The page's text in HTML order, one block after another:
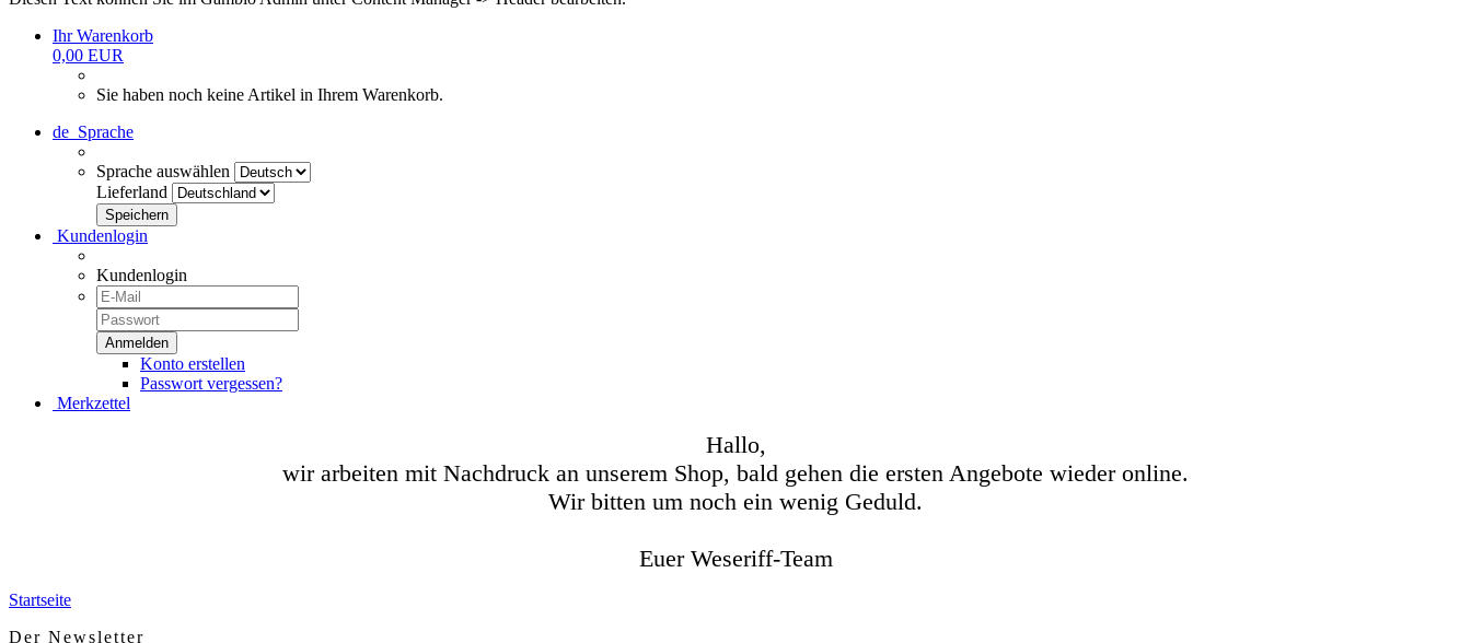
Ihr Warenkorb
0,00 EUR
Sie haben noch keine Artikel in Ihrem Warenkorb.
de Sprache
Sprache auswählen
Lieferland
Kundenlogin
Kundenlogin
Konto erstellen
Passwort vergessen?
Merkzettel
Hallo,
wir arbeiten mit Nachdruck an unserem Shop, bald gehen die ersten Angebote wieder online.
Wir bitten um noch ein wenig Geduld.
Euer Weseriff-Team
Startseite
Der Newsletter